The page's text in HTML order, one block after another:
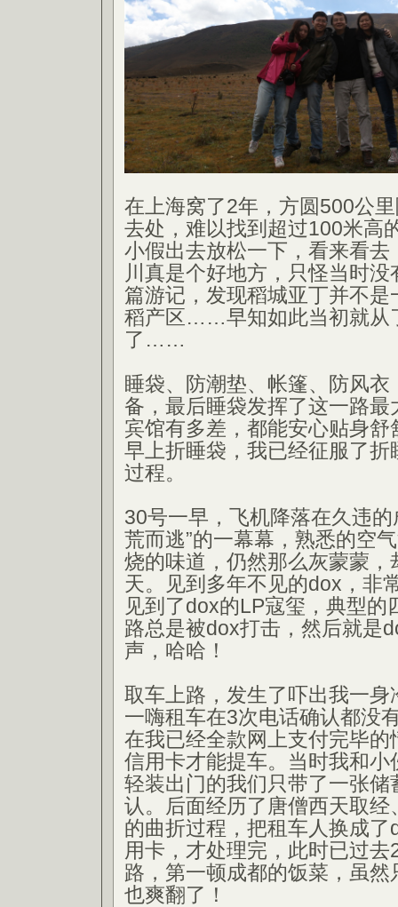
在上海窝了2年，方圆500公
去处，难以找到超过100米高
小假出去放松一下，看来看
川真是个好地方，只怪当时
篇游记，发现稻城亚丁并不是
稻产区……早知如此当初就从
了……
睡袋、防潮垫、帐篷、防风衣
备，最后睡袋发挥了这一路
宾馆有多差，都能安心贴身
早上折睡袋，我已经征服了折
过程。
30号一早，飞机降落在久违
荒而逃”的一幕幕，熟悉的空
烧的味道，仍然那么灰蒙蒙，
天。见到多年不见的dox，非
见到了dox的LP寇玺，典型的
路总是被dox打击，然后就是
声，哈哈！
取车上路，发生了吓出我一身
一嗨租车在3次电话确认都没
在我已经全款网上支付完毕的
信用卡才能提车。当时我和小
轻装出门的我们只带了一张储
认。后面经历了唐僧西天取
的曲折过程，把租车人换成
用卡，才处理完，此时已过
路，第一顿成都的饭菜，虽
也爽翻了！